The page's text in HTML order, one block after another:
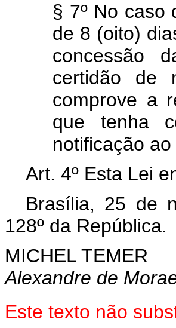
§ 7º No caso
de 8 (oito)
concessão
certidão de
comprove a
que tenha
notificação
Art. 4º Esta Lei
Brasília, 25 de
128º da República.
MICHEL TEMER
Alexandre de
Este texto não